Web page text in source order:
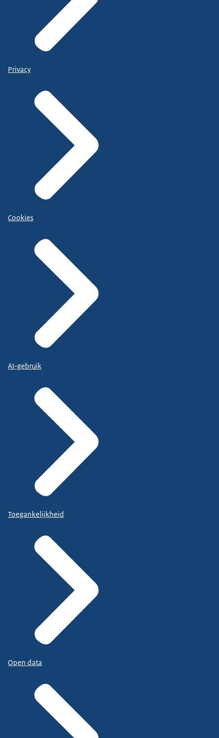
Privacy
Cookies
AI-gebruik
Toegankelijkheid
Open data